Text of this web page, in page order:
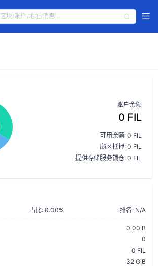
账户余额
0 FIL
可用余额: 0 FIL
扇区抵押: 0 FIL
提供存储服务锁仓: 0 FIL
占比: 0.00% 排名: N/A
0.00 B
0
0 FIL
32 GiB